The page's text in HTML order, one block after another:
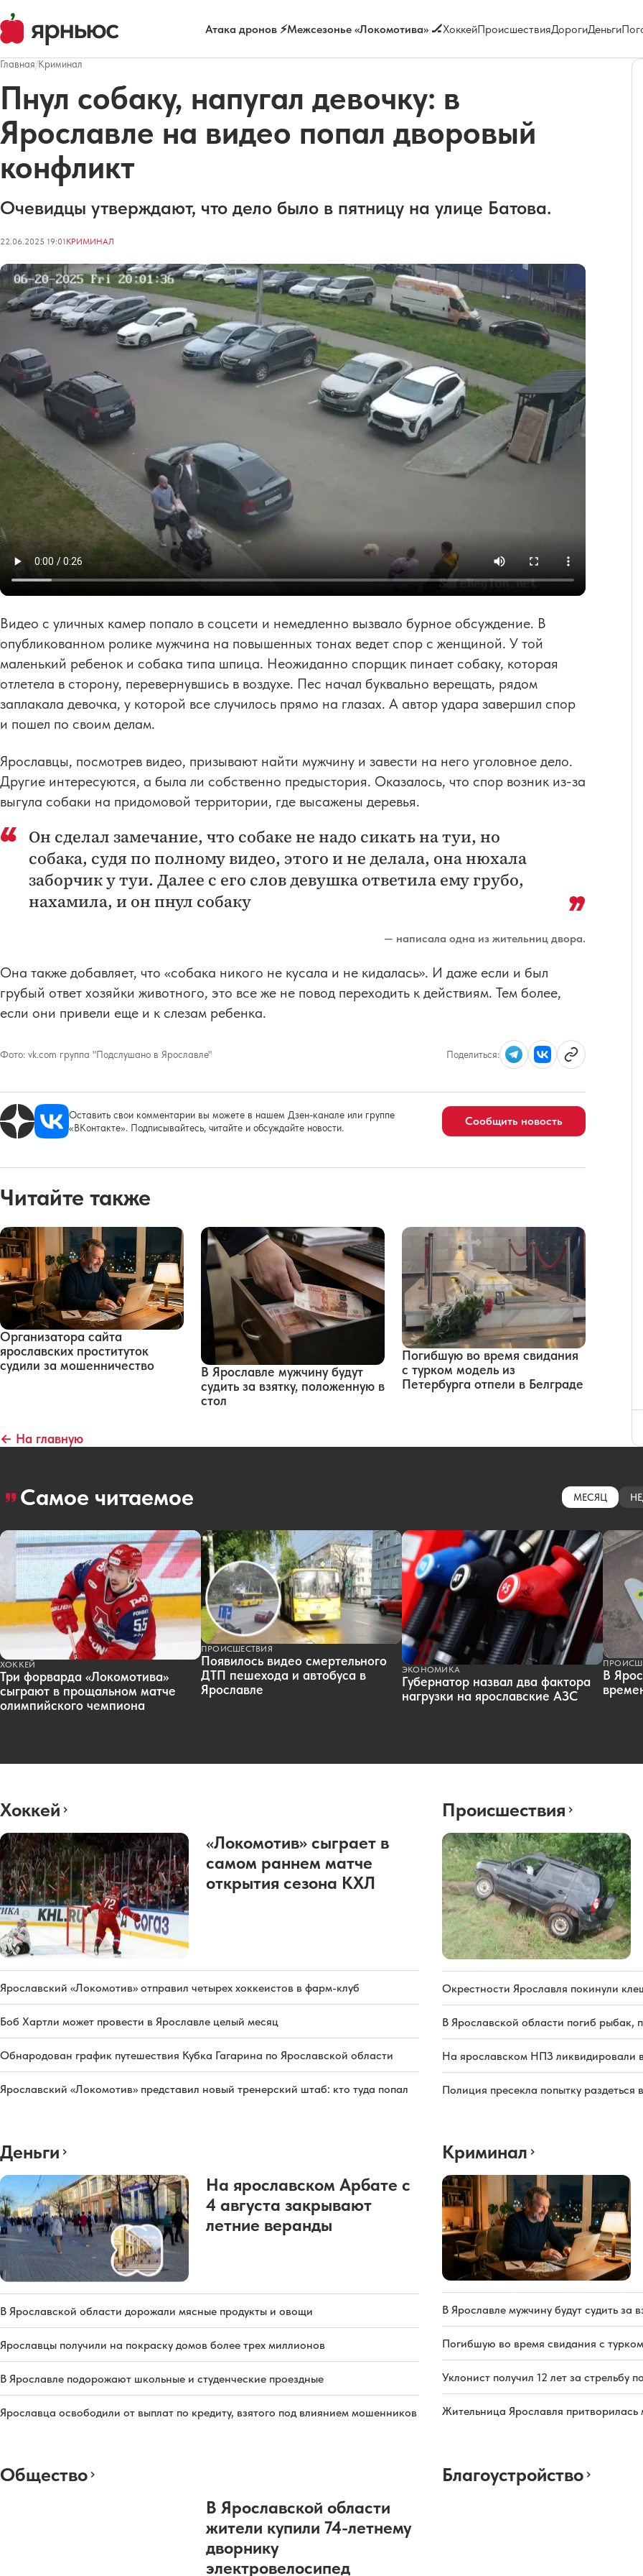
Атака дронов ⚡Межсезонье «Локомотива» 🏒ХоккейПроисшествияДорогиДеньги
Главная/Криминал
Пнул собаку, напугал девочку: в
Ярославле на видео попал дворовый
конфликт
Очевидцы утверждают, что дело было в пятницу на улице Батова.
22.06.2025 19:01КРИМИНАЛ
Видео с уличных камер попало в соцсети и немедленно вызвало бурное обсуждение. В
опубликованном ролике мужчина на повышенных тонах ведет спор с женщиной. У той
маленький ребенок и собака типа шпица. Неожиданно спорщик пинает собаку, которая
отлетела в сторону, перевернувшись в воздухе. Пес начал буквально верещать, рядом
заплакала девочка, у которой все случилось прямо на глазах. А автор удара завершил спор
и пошел по своим делам.
Ярославцы, посмотрев видео, призывают найти мужчину и завести на него уголовное дело.
Другие интересуются, а была ли собственно предыстория. Оказалось, что спор возник из-за
выгула собаки на придомовой территории, где высажены деревья.
Он сделал замечание, что собаке не надо сикать на туи, но
собака, судя по полному видео, этого и не делала, она нюхала
заборчик у туи. Далее с его слов девушка ответила ему грубо,
нахамила, и он пнул собаку
— написала одна из жительниц двора.
Она также добавляет, что «собака никого не кусала и не кидалась». И даже если и был
грубый ответ хозяйки животного, это все же не повод переходить к действиям. Тем более,
если они привели еще и к слезам ребенка.
Фото: vk.com группа "Подслушано в Ярославле" Поделиться:
Оставить свои комментарии вы можете в нашем Дзен-канале или группе
«ВКонтакте». Подписывайтесь, читайте и обсуждайте новости.
Сообщить новость
Читайте также
Организатора сайта
ярославских проституток
судили за мошенничество
В Ярославле мужчину будут
судить за взятку, положенную в
стол
Погибшую во время свидания
с турком модель из
Петербурга отпели в Белграде
← На главную
Самое читаемое МЕСЯЦ
ХОККЕЙ
Три форварда «Локомотива»
сыграют в прощальном матче
олимпийского чемпиона
ПРОИСШЕСТВИЯ
Появилось видео смертельного
ДТП пешехода и автобуса в
Ярославле
ЭКОНОМИКА
Губернатор назвал два фактора
нагрузки на ярославские АЗС
В
Хоккей
«Локомотив» сыграет в
самом раннем матче
открытия сезона КХЛ
Ярославский «Локомотив» отправил четырех хоккеистов в фарм-клуб
Боб Хартли может провести в Ярославле целый месяц
Обнародован график путешествия Кубка Гагарина по Ярославской области
Ярославский «Локомотив» представил новый тренерский штаб: кто туда попал
Происшествия
Окрестности Ярославля покинули
В Ярославской области погиб рыбак,
На ярославском НПЗ ликвидировали
Полиция пресекла попытку раздеться
Деньги
На ярославском Арбате с
4 августа закрывают
летние веранды
В Ярославской области дорожали мясные продукты и овощи
Ярославцы получили на покраску домов более трех миллионов
В Ярославле подорожают школьные и студенческие проездные
Ярославца освободили от выплат по кредиту, взятого под влиянием мошенников
Криминал
В Ярославле мужчину будут судить за
Погибшую во время свидания с
Уклонист получил 12 лет за стрельбу
Жительница Ярославля
Общество
В Ярославской области
жители купили 74-летнему
дворнику
электровелосипед
Благоустройство